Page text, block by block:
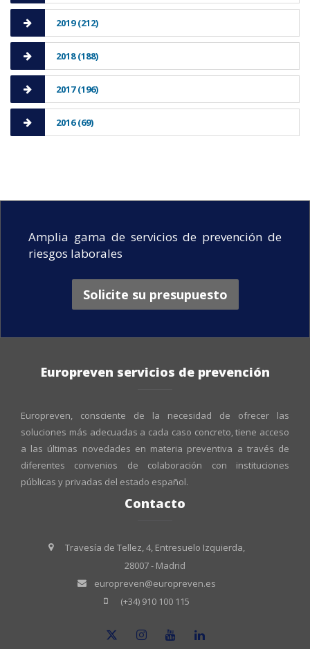
2019 (212)
2018 (188)
2017 (196)
2016 (69)
Amplia gama de servicios de prevención de
riesgos laborales
Solicite su presupuesto
Europreven servicios de prevención
Europreven, consciente de la necesidad de ofrecer las
soluciones más adecuadas a cada caso concreto, tiene acceso
a las últimas novedades en materia preventiva a través de
diferentes convenios de colaboración con instituciones
públicas y privadas del estado español.
Contacto
Travesía de Tellez, 4, Entresuelo Izquierda,
28007 - Madrid
europreven@europreven.es
(+34) 910 100 115